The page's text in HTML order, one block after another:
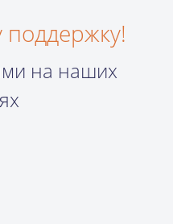
на наших